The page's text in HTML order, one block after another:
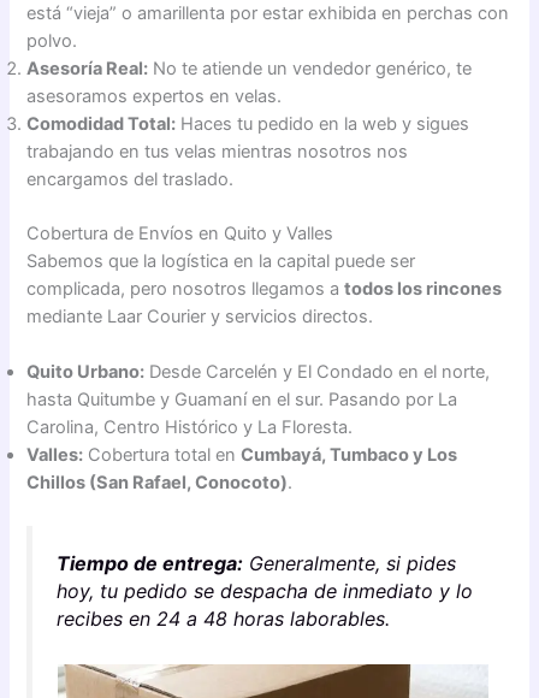
está “vieja” o amarillenta por estar exhibida en perchas con
polvo.
Asesoría Real: No te atiende un vendedor genérico, te
asesoramos expertos en velas.
Comodidad Total: Haces tu pedido en la web y sigues
trabajando en tus velas mientras nosotros nos
encargamos del traslado.
Cobertura de Envíos en Quito y Valles
Sabemos que la logística en la capital puede ser
complicada, pero nosotros llegamos atodos los rincones
mediante Laar Courier y servicios directos.
Quito Urbano: Desde Carcelén y El Condado en el norte,
hasta Quitumbe y Guamaní en el sur. Pasando por La
Carolina, Centro Histórico y La Floresta.
Valles: Cobertura total enCumbayá, Tumbaco y Los
Chillos (San Rafael, Conocoto).
Tiempo de entrega: Generalmente, si pides
hoy, tu pedido se despacha de inmediato y lo
recibes en 24 a 48 horas laborables.